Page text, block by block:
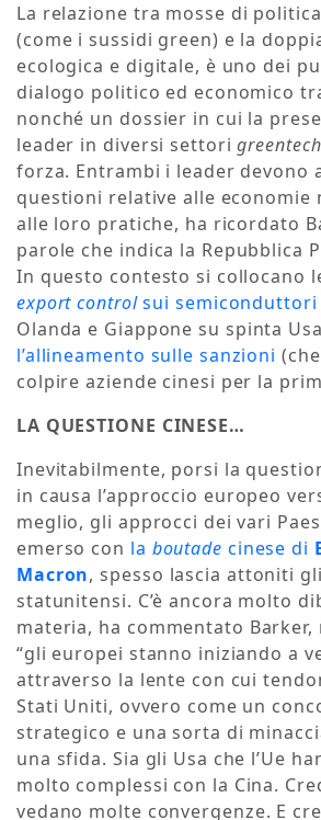
La relazione tra mosse di
(come i sussidi green) e la
ecologica e digitale, è uno dei
dialogo politico ed economico
nonché un dossier in cui la
leader in diversi settorigreentech
forza. Entrambi i leader devono
questioni relative alle economie
alle loro pratiche, ha ricordato
parole che indica la Repubblica
In questo contesto si collocano
export controlsui semiconduttori
Olanda e Giappone su spinta
l’allineamento sulle sanzioni
colpire aziende cinesi per la
LA QUESTIONE CINESE…
Inevitabilmente, porsi la
in causa l’approccio europeo
meglio, gli approcci dei vari
emerso con la boutade cinese di
Macron, spesso lascia attoniti
statunitensi. C’è ancora molto
materia, ha commentato Barker,
“gli europei stanno iniziando a
attraverso la lente con cui
Stati Uniti, ovvero come un
strategico e una sorta di
una sfida. Sia gli Usa che l’Ue
molto complessi con la Cina.
vedano molte convergenze. E